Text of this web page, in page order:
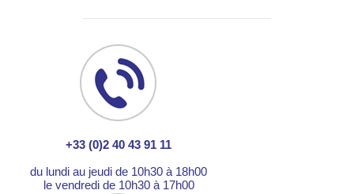
+33 (0)2 40 43 91 11
du lundi au jeudi de 10h30 à 18h00
le vendredi de 10h30 à 17h00